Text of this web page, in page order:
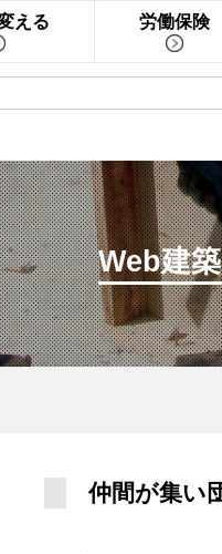
える 労働保険
Web建
仲間が集い